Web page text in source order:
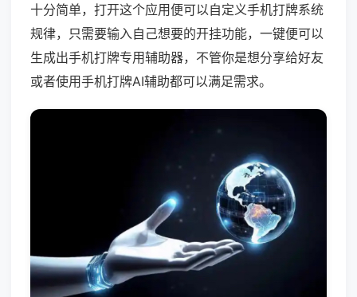
十分简单，打开这个应用便可以自定义手机打牌系统
规律，只需要输入自己想要的开挂功能，一键便可以
生成出手机打牌专用辅助器，不管你是想分享给好友
或者使用手机打牌AI辅助都可以满足需求。